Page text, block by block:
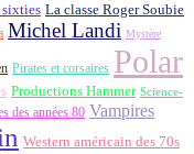
sixties La classe Roger Soubie
Michel Landi Mystère
Pirates et corsaires Polar
Productions Hammer Science-
des années 80 Vampires
Western américain des 70s